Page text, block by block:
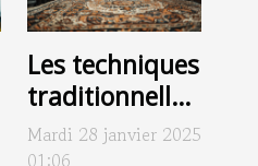
Les techniques
traditionnelles
dans la
Mardi 28 janvier 2025
01:06